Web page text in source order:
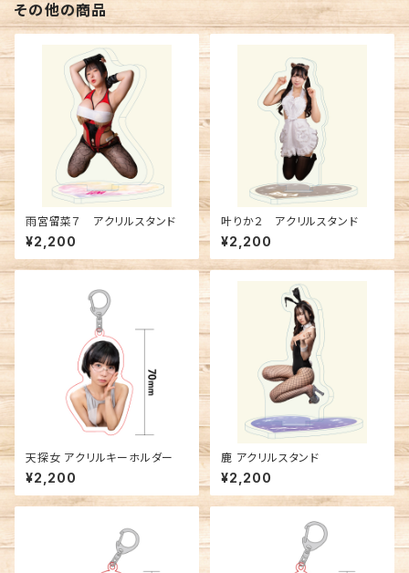
その他の商品
雨宮留菜７ アクリルスタンド
¥2,200
叶りか２ アクリルスタンド
¥2,200
天探女 アクリルキーホルダー
¥2,200
鹿 アクリルスタンド
¥2,200